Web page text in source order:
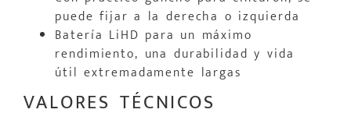
puede fijar a la derecha o izquierda
Batería LiHD para un máximo
rendimiento, una durabilidad y vida
útil extremadamente largas
VALORES TÉCNICOS